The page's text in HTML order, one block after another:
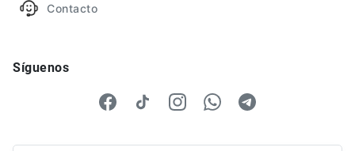
Contacto
Síguenos